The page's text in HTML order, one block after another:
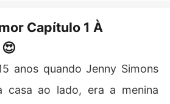
perdido, não têm jeito.
comigo, uma vez, mas..
depois...
parada é dramática... Então se T
do tipo "amorzinho" é melhor va
falou?
Capítulo 1 À
anos quando Jenny Simons
casa ao lado, era a menina